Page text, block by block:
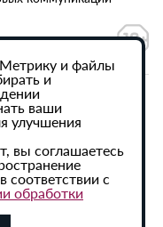
данных
активная
и файлы
и
ваши
улучшения
вы соглашаетесь
с
обработки